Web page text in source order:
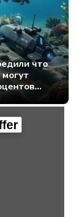
что
- Интернет